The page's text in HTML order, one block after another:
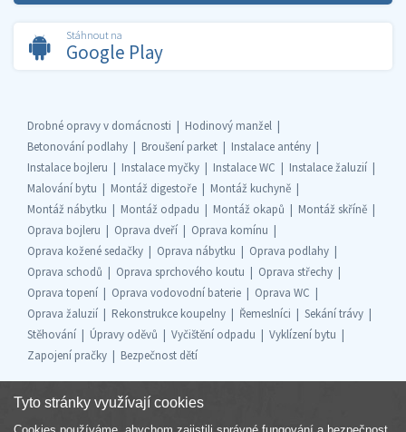
Stáhnout na
Google Play
Drobné opravy v domácnosti
Hodinový manžel
Betonování podlahy
Broušení parket
Instalace antény
Instalace bojleru
Instalace myčky Instalace WC
Instalace žaluzií
Malování bytu
Montáž digestoře
Montáž kuchyně
Montáž nábytku
Montáž odpadu Montáž okapů
Montáž skříně
Oprava bojleru
Oprava dveří
Oprava komínu
Oprava kožené sedačky
Oprava nábytku
Oprava podlahy
Oprava schodů
Oprava sprchového koutu
Oprava střechy
Oprava topení
Oprava vodovodní baterie
Oprava WC
Oprava žaluzií
Rekonstrukce koupelny Řemeslníci
Sekání trávy
Stěhování
Úpravy oděvů Vyčištění odpadu
Vyklízení bytu
Zapojení pračky
Bezpečnost dětí
Tyto stránky využívají cookies